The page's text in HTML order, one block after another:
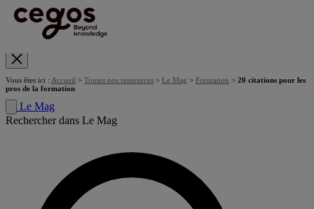
Vous êtes ici : Accueil > Toutes nos ressources > Le Mag > Formation > 20 citations pour les
pros de la formation
Le Mag
Rechercher dans Le Mag